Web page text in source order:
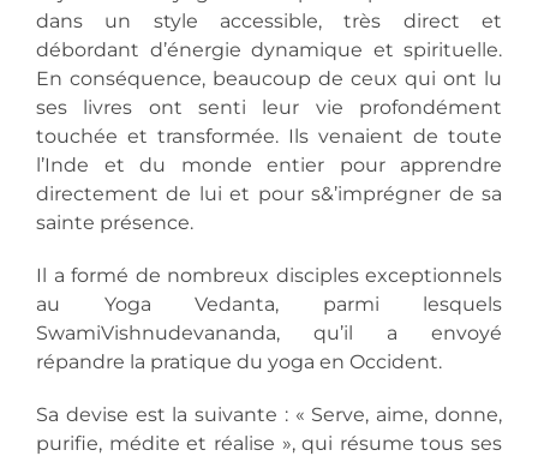
dans un style accessible, très direct et
débordant d’énergie dynamique et spirituelle.
En conséquence, beaucoup de ceux qui ont lu
ses livres ont senti leur vie profondément
touchée et transformée. Ils venaient de toute
l’Inde et du monde entier pour apprendre
directement de lui et pour s&’imprégner de sa
sainte présence.
Il a formé de nombreux disciples exceptionnels
au Yoga Vedanta, parmi lesquels
SwamiVishnudevananda, qu’il a envoyé
répandre la pratique du yoga en Occident.
Sa devise est la suivante : « Serve, aime, donne,
purifie, médite et réalise », qui résume tous ses